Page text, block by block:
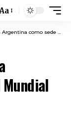
Resizer
Aa
sede del Mundial Sub-20